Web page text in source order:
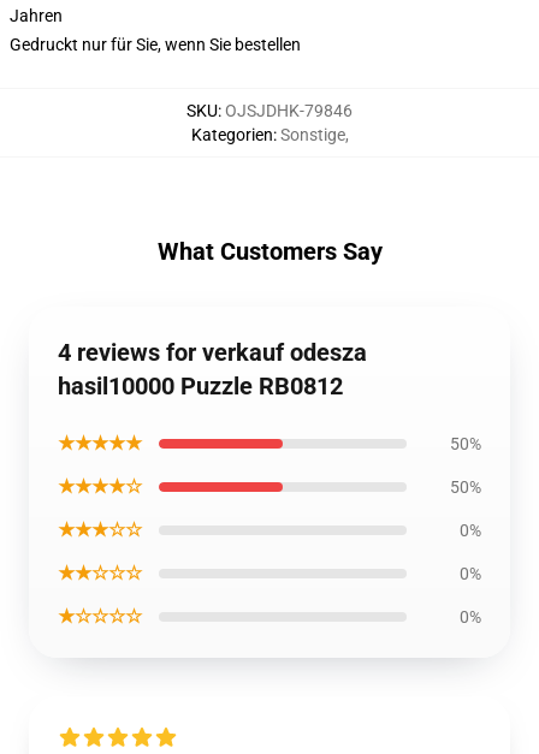
Jahren
Gedruckt nur für Sie, wenn Sie bestellen
SKU:OJSJDHK-79846
Kategorien:Sonstige,
What Customers Say
4 reviews for verkauf odesza
hasil10000 Puzzle RB0812
★★★★★ 50%
★★★★☆ 50%
★★★☆☆ 0%
★★☆☆☆ 0%
★☆☆☆☆ 0%